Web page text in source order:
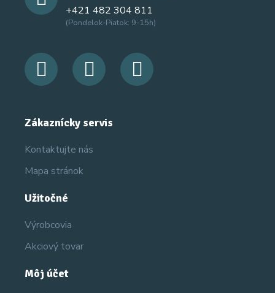
+421 482 304 811
(Pondelok-Piatok: 9-15h)
Zákaznícky servis
Kontaktujte nás
Mapa stránok
Užitočné
Výrobcovia
Akciový tovar
Môj účet